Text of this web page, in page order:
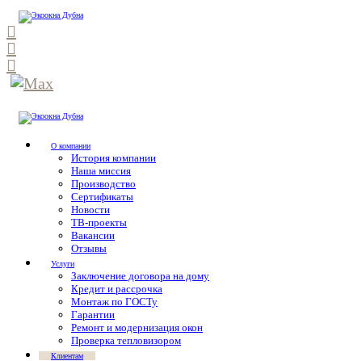
О компании
История компании
Наша миссия
Производство
Сертификаты
Новости
ТВ-проекты
Вакансии
Отзывы
Услуги
Заключение договора на дому
Кредит и рассрочка
Монтаж по ГОСТу
Гарантии
Ремонт и модернизация окон
Проверка тепловизором
Клиентам